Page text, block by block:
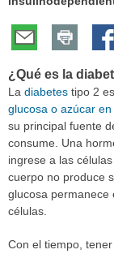
¿Qué es la
La diabetes tipo 2
glucosa o azúcar
su principal fuente
consume. Una
ingrese a las
cuerpo no produce
glucosa permanece
células.
Con el tiempo,